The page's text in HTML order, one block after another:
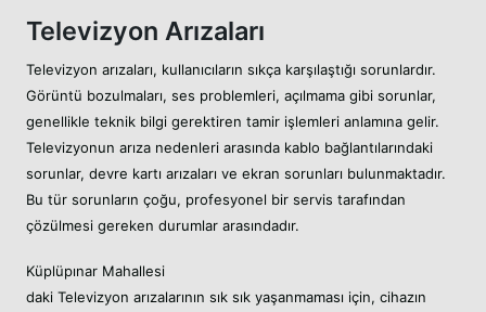
Televizyon Arızaları
Televizyon arızaları, kullanıcıların sıkça karşılaştığı sorunlardır.
Görüntü bozulmaları, ses problemleri, açılmama gibi sorunlar,
genellikle teknik bilgi gerektiren tamir işlemleri anlamına gelir.
Televizyonun arıza nedenleri arasında kablo bağlantılarındaki
sorunlar, devre kartı arızaları ve ekran sorunları bulunmaktadır.
Bu tür sorunların çoğu, profesyonel bir servis tarafından
çözülmesi gereken durumlar arasındadır.
Küplüpınar Mahallesi
daki Televizyon arızalarının sık sık yaşanmaması için, cihazın